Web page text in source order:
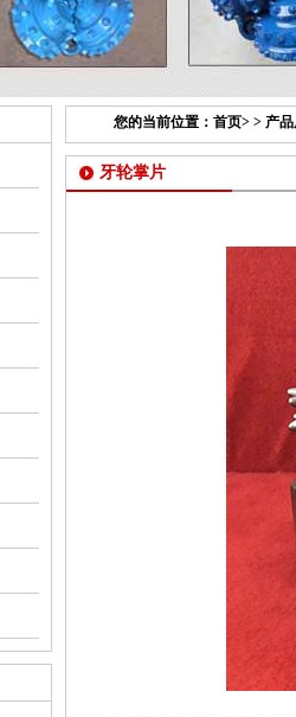
您的当前位置： 首页> > 产
牙轮掌片